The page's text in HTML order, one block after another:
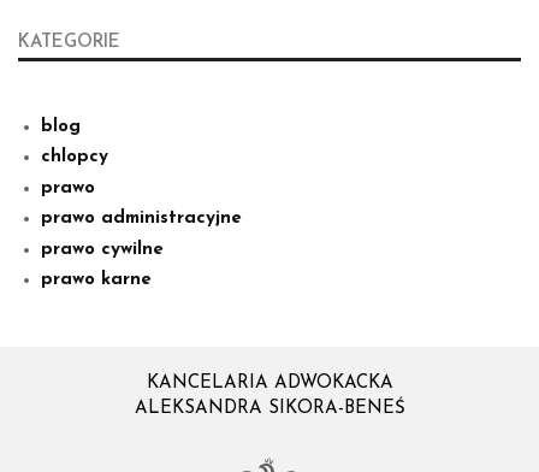
KATEGORIE
blog
chlopcy
prawo
prawo administracyjne
prawo cywilne
prawo karne
KANCELARIA ADWOKACKA
ALEKSANDRA SIKORA-BENEŚ